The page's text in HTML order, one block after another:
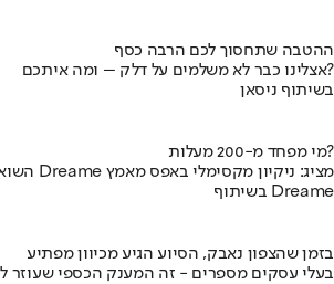
ההטבה שתחסוך לכם הרבה כסף
אצלינו כבר לא משלמים על דלק – ומה איתכם?
בשיתוף ניסאן
מי מפחד מ-200 מעלות?
השואב-שוטף החדש של Dreame מציג: ניקיון מקסימלי באפס מאמץ
בשיתוף Dreame
בזמן שהצפון נאבק, הסיוע הגיע מכיוון מפתיע
בעלי עסקים מספרים - זה המענק הכספי שעוזר